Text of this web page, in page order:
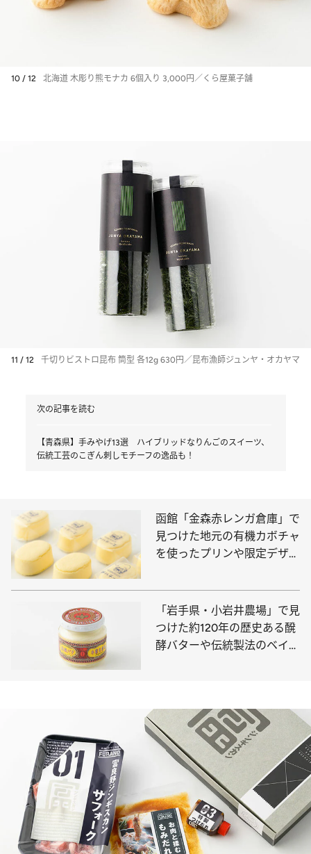
10 / 12 北海道 木彫り熊モナカ 6個入り 3,000円／くら屋菓子舗
11 / 12 千切りビストロ昆布 筒型 各12g 630円／昆布漁師ジュンヤ・オカヤマ
次の記事を読む
【青森県】手みやげ13選 ハイブリッドなりんごのスイーツ、
伝統工芸のこぎん刺しモチーフの逸品も！
函館「金森赤レンガ倉庫」で
見つけた地元の有機カボチャ
を使ったプリンや限定デザイ
「岩手県・小岩井農場」で見
つけた約120年の歴史ある醗
酵バターや伝統製法のベイク